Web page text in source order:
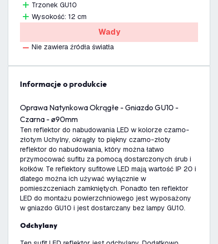
Trzonek GU10
Wysokość: 12 cm
Wady
Nie zawiera źródła światła
informacje o produkcie
Oprawa Natynkowa Okrągłe - Gniazdo GU10 -
Czarna - ø90mm
Ten reflektor do nabudowania LED w kolorze czarno-
złotym Uchylny, okrągły to piękny czarno-złoty
reflektor do nabudowania, który można łatwo
przymocować sufitu za pomocą dostarczonych śrub i
kołków. Te reflektory sufitowe LED mają wartość IP 20 i
dlatego można ich używać wyłącznie w
pomieszczeniach zamkniętych. Ponadto ten reflektor
LED do montażu powierzchniowego jest wyposażony
w gniazdo GU10 i jest dostarczany bez lampy GU10.
Odchylany